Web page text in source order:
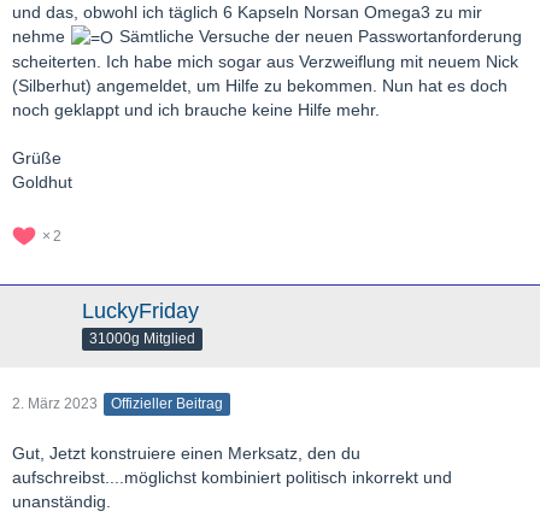
und das, obwohl ich täglich 6 Kapseln Norsan Omega3 zu mir
nehme
Sämtliche Versuche der neuen Passwortanforderung
scheiterten. Ich habe mich sogar aus Verzweiflung mit neuem Nick
(Silberhut) angemeldet, um Hilfe zu bekommen. Nun hat es doch
noch geklappt und ich brauche keine Hilfe mehr.
Grüße
Goldhut
2
LuckyFriday
31000g Mitglied
2. März 2023 Offizieller Beitrag
Gut, Jetzt konstruiere einen Merksatz, den du
aufschreibst....möglichst kombiniert politisch inkorrekt und
unanständig.